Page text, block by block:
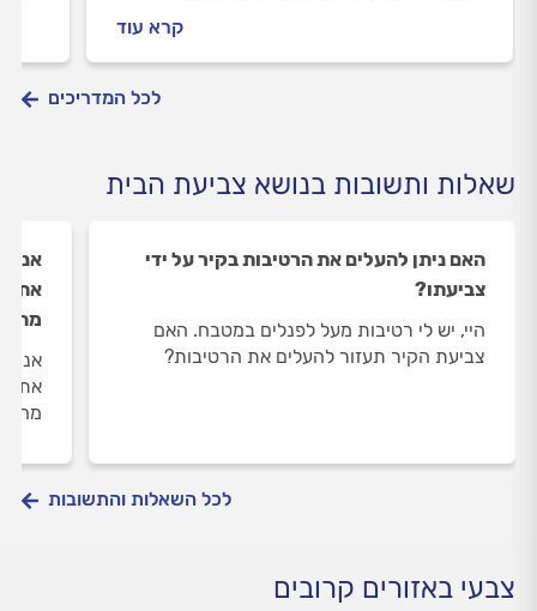
קרא עוד
לכל המדריכים
שאלות ותשובות בנושא צביעת הבית
האם ניתן להעלים את הרטיבות בקיר על ידי
צביעתו?
היי, יש לי רטיבות מעל לפנלים במטבח. האם
צביעת הקיר תעזור להעלים את הרטיבות?
אני
את
מה
אני
את
מה
לכל השאלות והתשובות
צבעי באזורים קרובים